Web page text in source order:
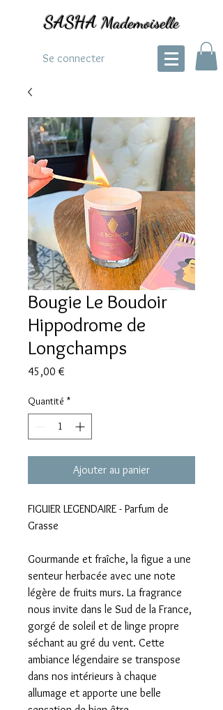
SASHA Mademoiselle
Se connecter
Bougie Le Boudoir
Hippodrome de
Longchamps
45,00 €
Quantité *
Ajouter au panier
FIGUIER LEGENDAIRE - Parfum de
Grasse
Gourmande et fraîche, la figue a une
senteur herbacée avec une note
légère de fruits murs. La fragrance
nous invite dans le Sud de la France,
gorgé de soleil et de linge propre
séchant au gré du vent. Cette
ambiance légendaire se transpose
dans nos intérieurs à chaque
allumage et apporte une belle